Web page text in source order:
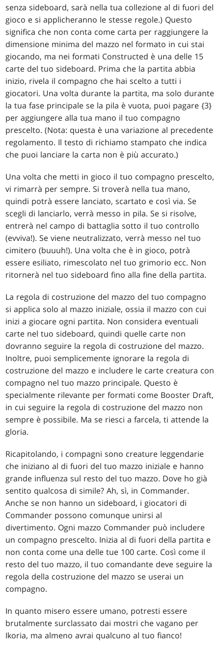
senza sideboard, sarà nella tua collezione al di fuori del
gioco e si applicheranno le stesse regole.) Questo
significa che non conta come carta per raggiungere la
dimensione minima del mazzo nel formato in cui stai
giocando, ma nei formati Constructed è una delle 15
carte del tuo sideboard. Prima che la partita abbia
inizio, rivela il compagno che hai scelto a tutti i
giocatori. Una volta durante la partita, ma solo durante
la tua fase principale se la pila è vuota, puoi pagare {3}
per aggiungere alla tua mano il tuo compagno
prescelto. (Nota: questa è una variazione al precedente
regolamento. Il testo di richiamo stampato che indica
che puoi lanciare la carta non è più accurato.)
Una volta che metti in gioco il tuo compagno prescelto,
vi rimarrà per sempre. Si troverà nella tua mano,
quindi potrà essere lanciato, scartato e così via. Se
scegli di lanciarlo, verrà messo in pila. Se si risolve,
entrerà nel campo di battaglia sotto il tuo controllo
(evviva!). Se viene neutralizzato, verrà messo nel tuo
cimitero (buuuh!). Una volta che è in gioco, potrà
essere esiliato, rimescolato nel tuo grimorio ecc. Non
ritornerà nel tuo sideboard fino alla fine della partita.
La regola di costruzione del mazzo del tuo compagno
si applica solo al mazzo iniziale, ossia il mazzo con cui
inizi a giocare ogni partita. Non considera eventuali
carte nel tuo sideboard, quindi quelle carte non
dovranno seguire la regola di costruzione del mazzo.
Inoltre, puoi semplicemente ignorare la regola di
costruzione del mazzo e includere le carte creatura con
compagno nel tuo mazzo principale. Questo è
specialmente rilevante per formati come Booster Draft,
in cui seguire la regola di costruzione del mazzo non
sempre è possibile. Ma se riesci a farcela, ti attende la
gloria.
Ricapitolando, i compagni sono creature leggendarie
che iniziano al di fuori del tuo mazzo iniziale e hanno
grande influenza sul resto del tuo mazzo. Dove ho già
sentito qualcosa di simile? Ah, sì, in Commander.
Anche se non hanno un sideboard, i giocatori di
Commander possono comunque unirsi al
divertimento. Ogni mazzo Commander può includere
un compagno prescelto. Inizia al di fuori della partita e
non conta come una delle tue 100 carte. Così come il
resto del tuo mazzo, il tuo comandante deve seguire la
regola della costruzione del mazzo se userai un
compagno.
In quanto misero essere umano, potresti essere
brutalmente surclassato dai mostri che vagano per
Ikoria, ma almeno avrai qualcuno al tuo fianco!